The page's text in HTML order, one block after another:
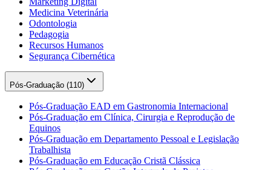
Medicina Veterinária
Odontologia
Pedagogia
Recursos Humanos
Segurança Cibernética
Pós-Graduação (110)
Pós-Graduação EAD em Gastronomia Internacional
Pós-Graduação em Clínica, Cirurgia e Reprodução de
Equinos
Pós-Graduação em Departamento Pessoal e Legislação
Trabalhista
Pós-Graduação em Educação Cristã Clássica